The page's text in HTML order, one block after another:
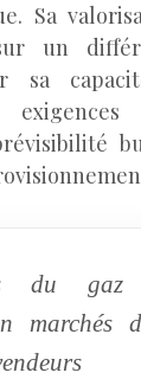
Sa
un
sa
du
marchés